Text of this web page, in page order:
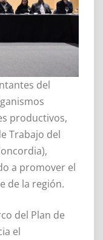
del
productivos,
Trabajo del
a promover el
de la región.
del Plan de
el